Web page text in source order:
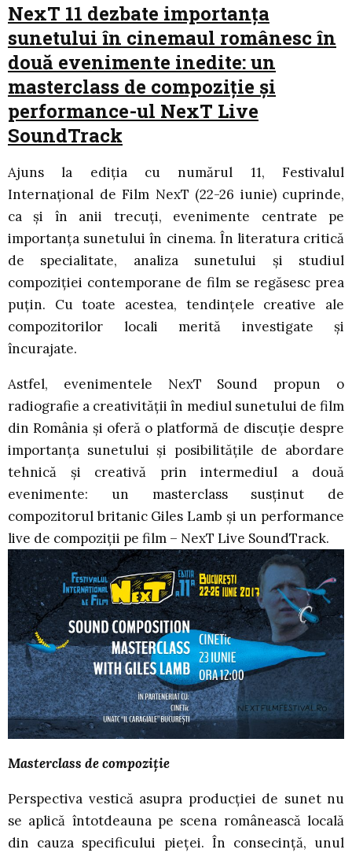
NexT 11 dezbate importanța
sunetului în cinemaul românesc în
două evenimente inedite: un
masterclass de compoziție și
performance-ul NexT Live
SoundTrack
Ajuns la ediția cu numărul 11, Festivalul
Internațional de Film NexT (22-26 iunie) cuprinde,
ca și în anii trecuți, evenimente centrate pe
importanța sunetului în cinema. În literatura critică
de specialitate, analiza sunetului și studiul
compoziției contemporane de film se regăsesc prea
puțin. Cu toate acestea, tendințele creative ale
compozitorilor locali merită investigate și
încurajate.
Astfel, evenimentele NexT Sound propun o
radiografie a creativității în mediul sunetului de film
din România și oferă o platformă de discuție despre
importanța sunetului și posibilitățile de abordare
tehnică și creativă prin intermediul a două
evenimente: un masterclass susținut de
compozitorul britanic Giles Lamb și un performance
live de compoziții pe film – NexT Live SoundTrack.
Masterclass de compoziție
Perspectiva vestică asupra producției de sunet nu
se aplică întotdeauna pe scena românească locală
din cauza specificului pieței. În consecință, unul